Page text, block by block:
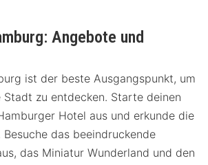
Angebote und
ist der beste Ausgangspunkt, um
zu entdecken. Starte deinen
Hotel aus und erkunde die
Besuche das beeindruckende
das Miniatur Wunderland und den